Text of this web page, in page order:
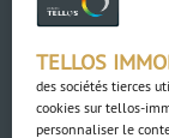
03 88 04 84 84
Adresse
TELLOS
des sociétés tierces
cookies sur tellos-
personnaliser le